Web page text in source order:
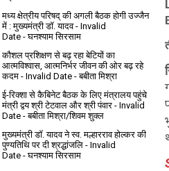
मध्य क्षेत्रीय परिषद् की अगली बैठक होगी उज्जैन
में : मुख्यमंत्री डॉ. यादव- Invalid
Date - घनश्याम सिरसाम
कौशल प्रशिक्षण से बढ़ रहा बेटियों का
आत्मविश्वास, आत्मनिर्भर जीवन की ओर बढ़ रहे
कदम - Invalid Date - बबीता मिश्रा
ई-रिक्शा से कैबिनेट बैठक के लिए मंत्रालय पहुंचे
मंत्री द्वय श्री टेटवाल और श्री पंवार - Invalid
Date - बबीता मिश्रा/शिवम शुक्ल
मुख्यमंत्री डॉ. यादव ने स्व. मल्हारराव होल्कर की
पुण्यतिथि पर दी श्रद्धांजलि - Invalid
Date - घनश्याम सिरसाम